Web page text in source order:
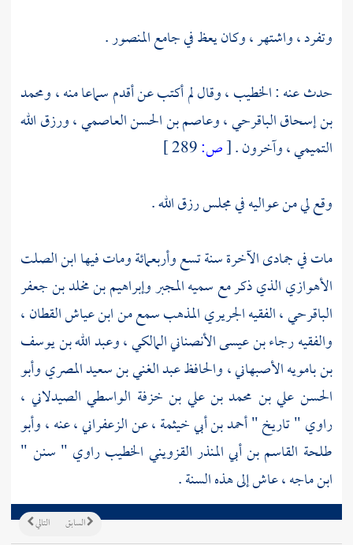
وتفرد ، واشتهر ، وكان يعظ فيجامعالمنصور.
حدث عنه :الخطيب، وقال لم أكتب عن أقدم سماعا منه ،ومحمد
بن إسحاق الباقرحي،وعاصم بن الحسن العاصمي،ورزق الله
التميمي، وآخرون .[ص:
وقع لي من عواليه في مجلسرزق الله.
مات في جمادى الآخرة سنة تسع وأربعمائة ومات فيهاابن الصلت
الأهوازيالذي ذكر معسميه المجبروإبراهيم بن مخلد بن جعفر
الباقرحي،الفقيه الجريري المذهبسمع منابن عياش القطان،
والفقيه رجاء بن عيسى الأنصناني المالكي،وعبد الله بن يوسف
بن بامويه الأصبهاني،والحافظ عبد الغني بن سعيد المصريوأبو
الحسن علي بن محمد بن علي بن خزفة الواسطي الصيدلاني ،
راوي " تاريخ "أحمد بن أبي خيثمة، عنالزعفراني، عنه ،وأبو
طلحة القاسم بن أبي المنذر القزويني الخطيبراوي " سنن "
ابن ماجه، عاش إلى هذه السنة .
التالي السابق